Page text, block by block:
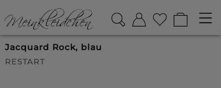
Jacquard Rock, blau
RESTART